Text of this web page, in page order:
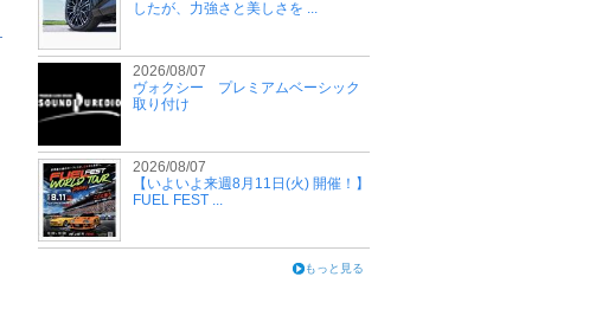
したが、力強さと美しさを ...
2026/08/07
ヴォクシー プレミアムベーシック
取り付け
2026/08/07
【いよいよ来週8月11日(火) 開催！】
FUEL FEST ...
もっと見る